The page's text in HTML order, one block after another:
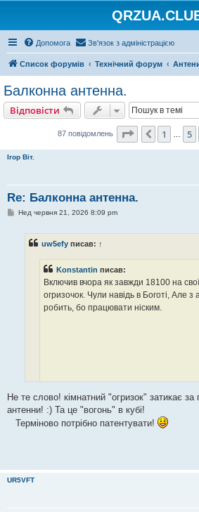
Допомога Зв'язок з адміністрацією
Список форумів Технічний форум
Балконна антенна.
Відповісти
87 повідомлень Сторінка9 з9
Поперед.
1 5
Ігор Віт.
Re: Балконна антенна.
ПНед червня 21, 2026 8:09 pm
uw5efy писав: ↑
Konstantin писав:
Включив вчора як завжди 18100 на
огризочок. Чули навідь в Боготі, Але
робить, бо працювати ніским.
На мою вуличну 7,46 метра так ніколи не
вогонь
Не те слово! кімнатний "огризок" затикає за
антенни! :) Та це "вогонь" в кубі!
Терміново потрібно патентувати!
UR5VFT